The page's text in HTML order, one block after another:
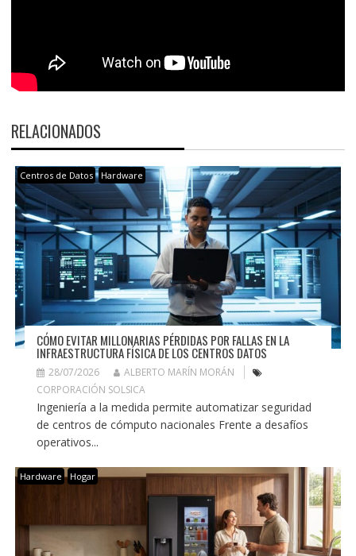
RELACIONADOS
Centros de Datos Hardware
CÓMO EVITAR MILLONARIAS PÉRDIDAS POR FALLAS EN LA
INFRAESTRUCTURA FÍSICA DE LOS CENTROS DATOS
28/07/2026
ALBERTO MARÍN MORÁN
CORPORACIÓN SOLSICA
Ingeniería a la medida permite automatizar seguridad
de centros de cómputo nacionales Frente a desafíos
operativos...
Hardware Hogar